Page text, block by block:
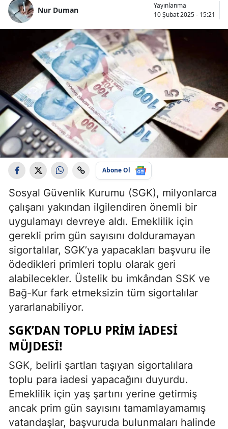
Nur Duman
Yayınlanma
10 Şubat 2025 - 15:21
Abone Ol
Sosyal Güvenlik Kurumu (SGK), milyonlarca
çalışanı yakından ilgilendiren önemli bir
uygulamayı devreye aldı. Emeklilik için
gerekli prim gün sayısını dolduramayan
sigortalılar, SGK’ya yapacakları başvuru ile
ödedikleri primleri toplu olarak geri
alabilecekler. Üstelik bu imkândan SSK ve
Bağ-Kur fark etmeksizin tüm sigortalılar
yararlanabiliyor.
SGK’DAN TOPLU PRIM İADESI
MÜJDESI!
SGK, belirli şartları taşıyan sigortalılara
toplu para iadesi yapacağını duyurdu.
Emeklilik için yaş şartını yerine getirmiş
ancak prim gün sayısını tamamlayamamış
vatandaşlar, başvuruda bulunmaları halinde